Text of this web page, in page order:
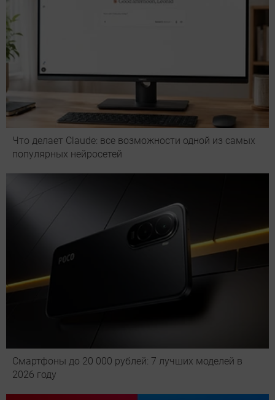
Что делает Сlaude: все возможности одной из самых
популярных нейросетей
Смартфоны до 20 000 рублей: 7 лучших моделей в
2026 году